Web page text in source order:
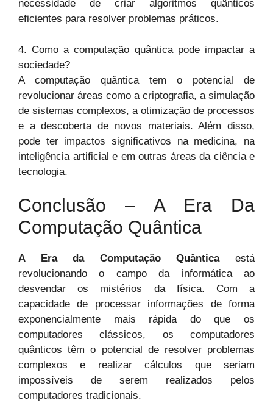
necessidade de criar algoritmos quânticos
eficientes para resolver problemas práticos.
4. Como a computação quântica pode impactar a
sociedade?
A computação quântica tem o potencial de
revolucionar áreas como a criptografia, a simulação
de sistemas complexos, a otimização de processos
e a descoberta de novos materiais. Além disso,
pode ter impactos significativos na medicina, na
inteligência artificial e em outras áreas da ciência e
tecnologia.
Conclusão – A Era Da
Computação Quântica
A Era da Computação Quânticaestá
revolucionando o campo da informática ao
desvendar os mistérios da física. Com a
capacidade de processar informações de forma
exponencialmente mais rápida do que os
computadores clássicos, os computadores
quânticos têm o potencial de resolver problemas
complexos e realizar cálculos que seriam
impossíveis de serem realizados pelos
computadores tradicionais.